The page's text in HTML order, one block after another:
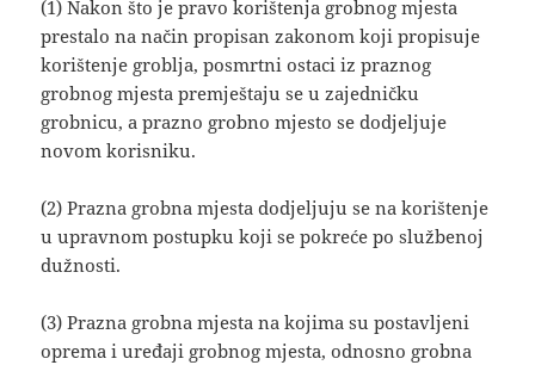
(1) Nakon što je pravo korištenja grobnog mjesta
prestalo na način propisan zakonom koji propisuje
korištenje groblja, posmrtni ostaci iz praznog
grobnog mjesta premještaju se u zajedničku
grobnicu, a prazno grobno mjesto se dodjeljuje
novom korisniku.
(2) Prazna grobna mjesta dodjeljuju se na korištenje
u upravnom postupku koji se pokreće po službenoj
dužnosti.
(3) Prazna grobna mjesta na kojima su postavljeni
oprema i uređaji grobnog mjesta, odnosno grobna